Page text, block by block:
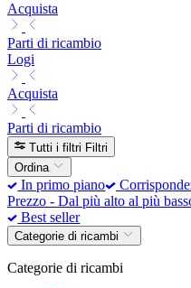
Acquista
Parti di ricambio
Logi
Acquista
Parti di ricambio
Tutti i filtri Filtri
Ordina
In primo piano
Prezzo - Dal più alto al più
Best seller
Categorie di ricambi
Categorie di ricambi